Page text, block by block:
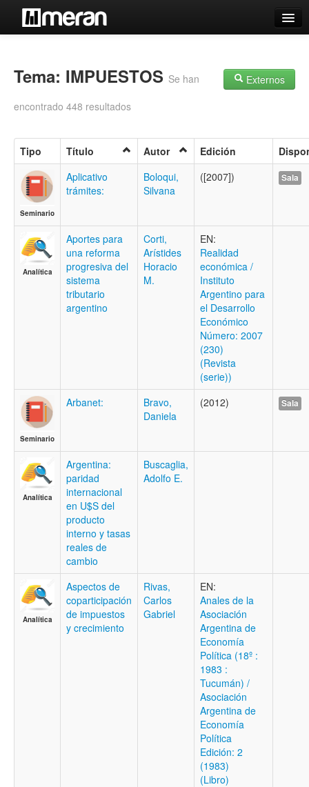
Búsqueda Avanzada
Contacto
Iniciar sesión
Externos
Tema: IMPUESTOS Se han
encontrado 448 resultados
Tipo Título Autor Edición
Seminario
Aplicativo
trámites:
Boloqui,
Silvana
([2007]) Sala
Analítica
Aportes para
una reforma
progresiva del
sistema
tributario
argentino
Corti,
Arístides
Horacio
M.
EN:
Realidad
económica /
Instituto
Argentino para
el Desarrollo
Económico
Número: 2007
(230)
(Revista
(serie))
Seminario
Arbanet:
Bravo,
Daniela
(2012) Sala
Analítica
Argentina:
paridad
internacional
en U$S del
producto
interno y tasas
reales de
cambio
Buscaglia,
Adolfo E.
Analítica
Aspectos de
coparticipación
de impuestos
y crecimiento
Rivas,
Carlos
Gabriel
EN:
Anales de la
Asociación
Argentina de
Economía
Política (18º :
1983 :
Tucumán) /
Asociación
Argentina de
Economía
Política
Edición: 2
(1983)
(Libro)